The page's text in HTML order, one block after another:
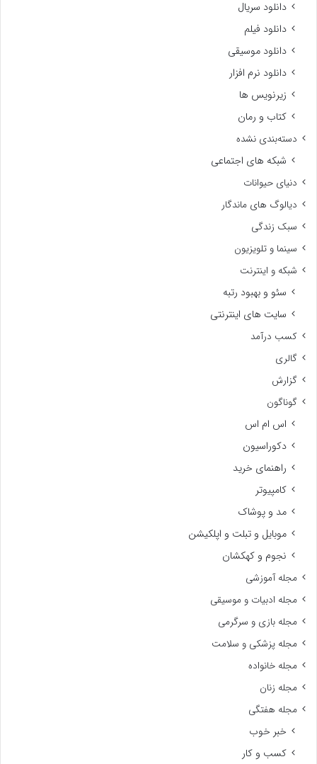
دانلود سریال
دانلود فیلم
دانلود موسیقی
دانلود نرم افزار
زیرنویس ها
کتاب و رمان
دسته‌بندی نشده
شبکه های اجتماعی
دنیای حیوانات
دیالوگ های ماندگار
سبک زندگی
سینما و تلویزیون
شبکه و اینترنت
سئو و بهبود رتبه
سایت های اینترنتی
کسب درآمد
گالری
گزارش
گوناگون
اس ام اس
دکوراسیون
راهنمای خرید
کامپیوتر
مد و پوشاک
موبایل و تبلت و اپلکیشن
نجوم و کهکشان
مجله آموزشی
مجله ادبیات و موسیقی
مجله بازی و سرگرمی
مجله پزشکی و سلامت
مجله خانواده
مجله زنان
مجله هفتگی
خبر خوب
کسب و کار